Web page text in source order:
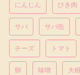
にんじん ひき肉
サバ サバ缶
チーズ トマト
卵 味噌 大根